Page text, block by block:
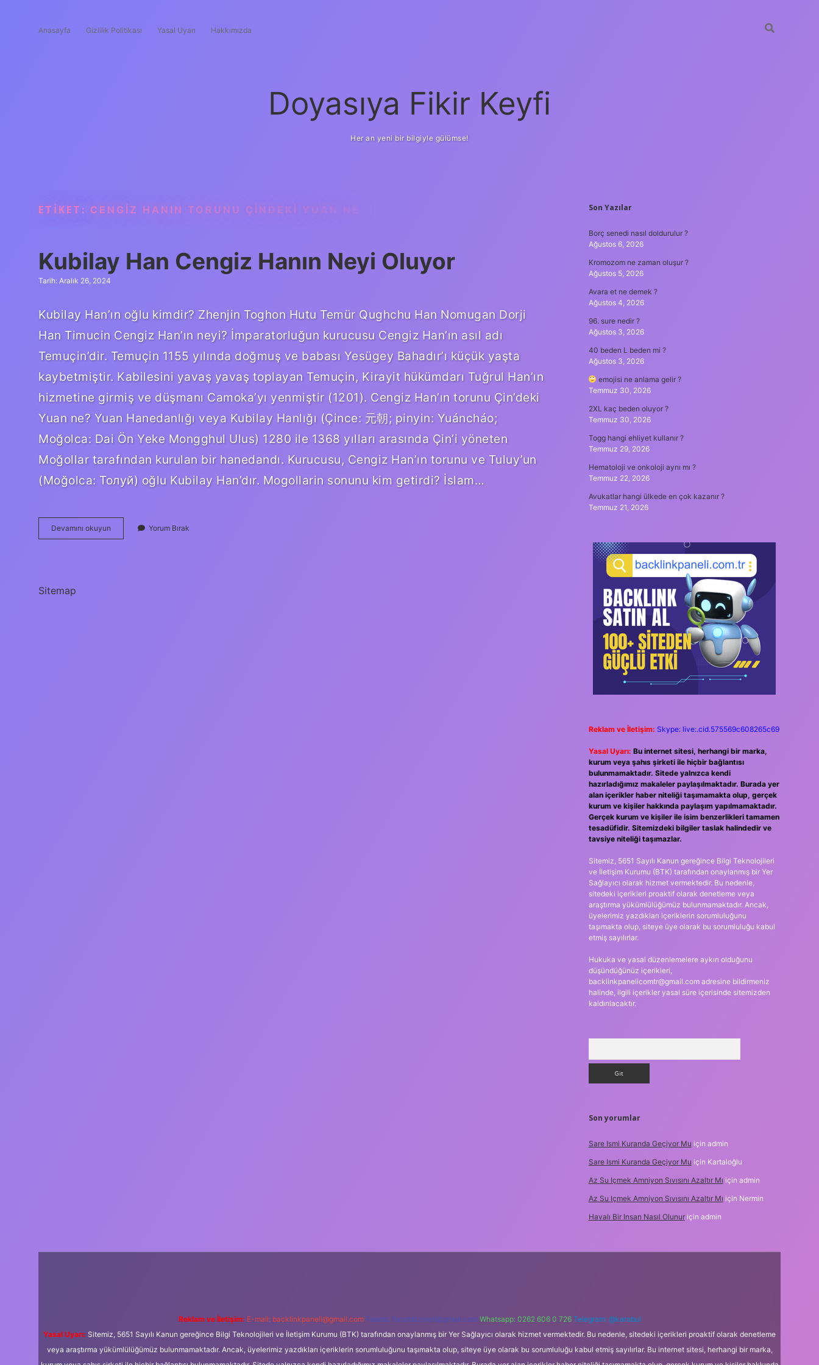
Anasayfa Gizlilik Politikası Yasal Uyarı Hakkımızda
Doyasıya Fikir Keyfi
Her an yeni bir bilgiyle gülümse!
ETIKET: CENGIZ HANIN TORUNU ÇINDEKI YUAN NE
Kubilay Han Cengiz Hanın Neyi Oluyor
Tarih: Aralık 26, 2024
Kubilay Han’ın oğlu kimdir? Zhenjin Toghon Hutu Temür Qughchu Han Nomugan Dorji
Han Timucin Cengiz Han’ın neyi? İmparatorluğun kurucusu Cengiz Han’ın asıl adı
Temuçin’dir. Temuçin 1155 yılında doğmuş ve babası Yesügey Bahadır’ı küçük yaşta
kaybetmiştir. Kabilesini yavaş yavaş toplayan Temuçin, Kirayit hükümdarı Tuğrul Han’ın
hizmetine girmiş ve düşmanı Camoka’yı yenmiştir (1201). Cengiz Han’ın torunu Çin’deki
Yuan ne? Yuan Hanedanlığı veya Kubilay Hanlığı (Çince: 元朝; pinyin: Yuáncháo;
Moğolca: Dai Ön Yeke Mongghul Ulus) 1280 ile 1368 yılları arasında Çin’i yöneten
Moğollar tarafından kurulan bir hanedandı. Kurucusu, Cengiz Han’ın torunu ve Tuluy’un
(Moğolca: Толуй) oğlu Kubilay Han’dır. Mogollarin sonunu kim getirdi? İslam…
Devamını okuyun
Han
Yorum Bırak
Sitemap
SIDEBAR
Son Yazılar
Borç senedi nasıl doldurulur ?
Ağustos 6, 2026
Kromozom ne zaman oluşur ?
Ağustos 5, 2026
Avara et ne demek ?
Ağustos 4, 2026
96. sure nedir ?
Ağustos 3, 2026
40 beden L beden mi ?
Ağustos 3, 2026
emojisi ne anlama gelir ?
Temmuz 30, 2026
2XL kaç beden oluyor ?
Temmuz 30, 2026
Togg hangi ehliyet kullanır ?
Temmuz 29, 2026
Hematoloji ve onkoloji aynı mı ?
Temmuz 22, 2026
Avukatlar hangi ülkede en çok kazanır ?
Temmuz 21, 2026
Reklam ve İletişim: Skype: live:.cid.575569c608265c69
Yasal Uyarı: Bu internet sitesi, herhangi bir marka,
kurum veya şahıs şirketi ile hiçbir bağlantısı
bulunmamaktadır. Sitede yalnızca kendi
hazırladığımız makaleler paylaşılmaktadır. Burada yer
alan içerikler haber niteliği taşımamakta olup, gerçek
kurum ve kişiler hakkında paylaşım yapılmamaktadır.
Gerçek kurum ve kişiler ile isim benzerlikleri tamamen
tesadüfidir. Sitemizdeki bilgiler taslak halindedir ve
tavsiye niteliği taşımazlar.
Sitemiz, 5651 Sayılı Kanun gereğince Bilgi Teknolojileri
ve İletişim Kurumu (BTK) tarafından onaylanmış bir Yer
Sağlayıcı olarak hizmet vermektedir. Bu nedenle,
sitedeki içerikleri proaktif olarak denetleme veya
araştırma yükümlülüğümüz bulunmamaktadır. Ancak,
üyelerimiz yazdıkları içeriklerin sorumluluğunu
taşımakta olup, siteye üye olarak bu sorumluluğu kabul
etmiş sayılırlar.
Hukuka ve yasal düzenlemelere aykırı olduğunu
düşündüğünüz içerikleri,
backlinkpanelicomtr@gmail.comadresine bildirmeniz
halinde, ilgili içerikler yasal süre içerisinde sitemizden
kaldırılacaktır.
Son yorumlar
Sare Ismi Kuranda Geçiyor Mu için admin
Sare Ismi Kuranda Geçiyor Mu için Kartaloğlu
Az Su Içmek Amniyon Sıvısını Azaltır Mı için admin
Az Su Içmek Amniyon Sıvısını Azaltır Mı için Nermin
Havalı Bir Insan Nasıl Olunuriçin admin
Reklam ve İletişim: E-mail: backlinkpaneli@gmail.com Teams: forumhizmeti@gmail.com Whatsapp: 0262 606 0 726 Telegram: @karabul
Yasal Uyarı: Sitemiz, 5651 Sayılı Kanun gereğince Bilgi Teknolojileri ve İletişim Kurumu (BTK) tarafından onaylanmış bir Yer Sağlayıcı olarak hizmet vermektedir. Bu nedenle, sitedeki içerikleri proaktif olarak denetleme
veya araştırma yükümlülüğümüz bulunmamaktadır. Ancak, üyelerimiz yazdıkları içeriklerin sorumluluğunu taşımakta olup, siteye üye olarak bu sorumluluğu kabul etmiş sayılırlar. Bu internet sitesi, herhangi bir marka,